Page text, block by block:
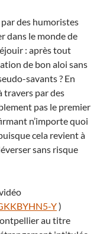
des humoristes
dans le monde de
: après tout
de bon aloi sans
savants ? En
travers par des
pas le premier
n’importe quoi
cela revient à
sans risque
Y)
au titre